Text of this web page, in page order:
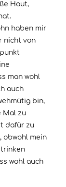
Haut,
haben mir
nicht von
man wohl
auch
bin,
Mal zu
dafür zu
obwohl mein
trinken
wohl auch